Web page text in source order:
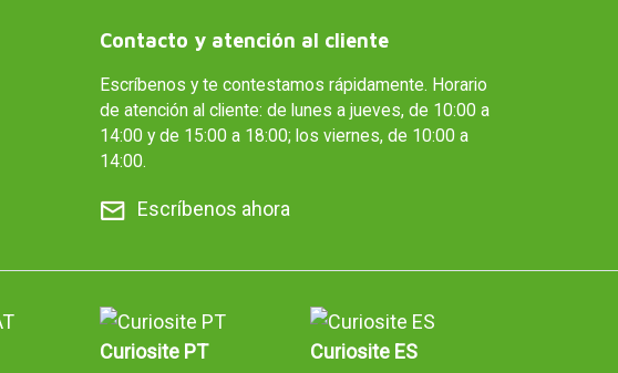
Contacto y atención al cliente
Escríbenos y te contestamos rápidamente. Horario
de atención al cliente: de lunes a jueves, de 10:00 a
14:00 y de 15:00 a 18:00; los viernes, de 10:00 a
14:00.
Escríbenos ahora
Curiosite PT Curiosite ES